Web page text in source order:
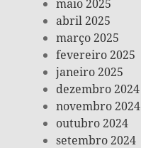
maio 2025
abril 2025
março 2025
fevereiro 2025
janeiro 2025
dezembro 2024
novembro 2024
outubro 2024
setembro 2024